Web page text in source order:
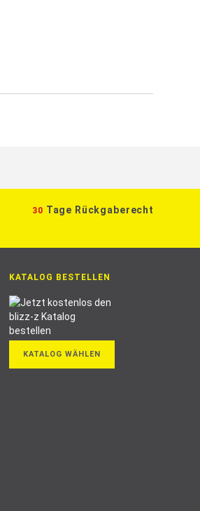
30 Tage Rückgaberecht
KATALOG BESTELLEN
KATALOG WÄHLEN